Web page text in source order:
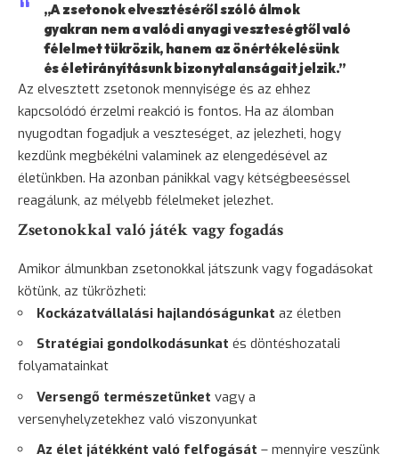
„A zsetonok elvesztéséről szóló álmok
gyakran nem a valódi anyagi veszteségtől való
félelmet tükrözik, hanem az önértékelésünk
és életirányításunk bizonytalanságait jelzik.”
Az elvesztett zsetonok mennyisége és az ehhez
kapcsolódó érzelmi reakció is fontos. Ha az álomban
nyugodtan fogadjuk a veszteséget, az jelezheti, hogy
kezdünk megbékélni valaminek az elengedésével az
életünkben. Ha azonban pánikkal vagy kétségbeeséssel
reagálunk, az mélyebb félelmeket jelezhet.
Zsetonokkal való játék vagy fogadás
Amikor álmunkban zsetonokkal játszunk vagy fogadásokat
kötünk, az tükrözheti:
Kockázatvállalási hajlandóságunkat az életben
Stratégiai gondolkodásunkat és döntéshozatali
folyamatainkat
Versengő természetünket vagy a
versenyhelyzetekhez való viszonyunkat
Az élet játékként való felfogását – mennyire veszünk